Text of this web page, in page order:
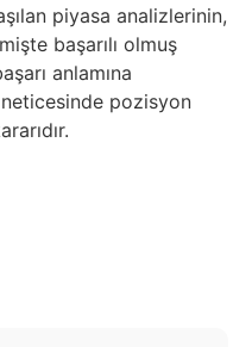
piyasa analizlerinin,
başarılı olmuş
anlamına
pozisyon